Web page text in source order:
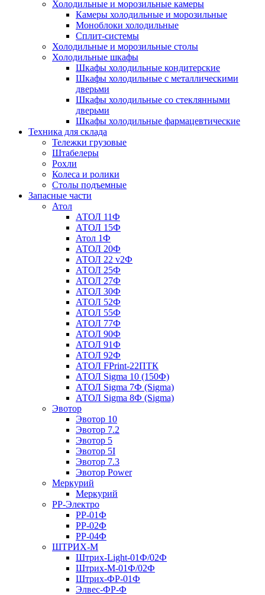
Холодильные и морозильные камеры
Камеры холодильные и морозильные
Моноблоки холодильные
Сплит-системы
Холодильные и морозильные столы
Холодильные шкафы
Шкафы холодильные кондитерские
Шкафы холодильные с металлическими
дверьми
Шкафы холодильные со стеклянными
дверьми
Шкафы холодильные фармацевтические
Техника для склада
Тележки грузовые
Штабелеры
Рохли
Колеса и ролики
Столы подъемные
Запасные части
Атол
АТОЛ 11Ф
АТОЛ 15Ф
Атол 1Ф
АТОЛ 20Ф
АТОЛ 22 v2Ф
АТОЛ 25Ф
АТОЛ 27Ф
АТОЛ 30Ф
АТОЛ 52Ф
АТОЛ 55Ф
АТОЛ 77Ф
АТОЛ 90Ф
АТОЛ 91Ф
АТОЛ 92Ф
АТОЛ FPrint-22ПТК
АТОЛ Sigma 10 (150Ф)
АТОЛ Sigma 7Ф (Sigma)
АТОЛ Sigma 8Ф (Sigma)
Эвотор
Эвотор 10
Эвотор 7.2
Эвотор 5
Эвотор 5I
Эвотор 7.3
Эвотор Power
Меркурий
Меркурий
РР-Электро
РР-01Ф
РР-02Ф
РР-04Ф
ШТРИХ-М
Штрих-Light-01Ф/02Ф
Штрих-М-01Ф/02Ф
Штрих-ФР-01Ф
Элвес-ФР-Ф